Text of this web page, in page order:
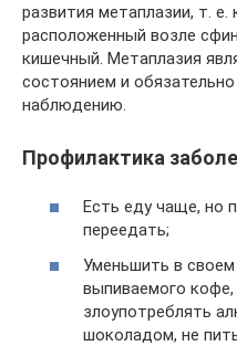
развития метаплазии, т.
расположенный возле
кишечный. Метаплазия
состоянием и
наблюдению.
Профилактика
Есть еду чаще, но
переедать;
Уменьшить в
выпиваемого
злоупотреблять
шоколадом, не